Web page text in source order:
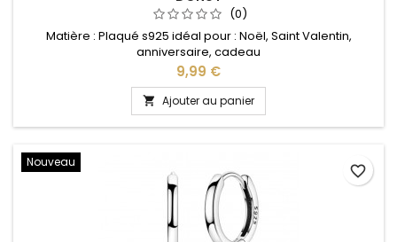
(0)
Matière : Plaqué s925 idéal pour : Noël, Saint Valentin,
anniversaire, cadeau
Prix
9,99 €
 Ajouter au panier
Nouveau
favorite_border